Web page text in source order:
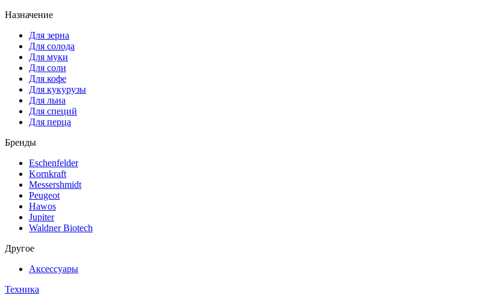
Назначение
Для зерна
Для солода
Для муки
Для соли
Для кофе
Для кукурузы
Для льна
Для специй
Для перца
Бренды
Eschenfelder
Kornkraft
Messershmidt
Peugeot
Hawos
Jupiter
Waldner Biotech
Другое
Аксессуары
Техника